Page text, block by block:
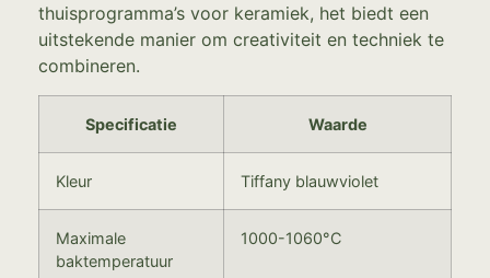
thuisprogramma’s voor keramiek, het biedt een
uitstekende manier om creativiteit en techniek te
combineren.
Specificatie Waarde
Kleur Tiffany blauwviolet
Maximale
baktemperatuur
1000-1060°C